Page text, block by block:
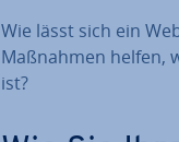
Wie lässt sich ein
Maßnahmen helfen,
ist?